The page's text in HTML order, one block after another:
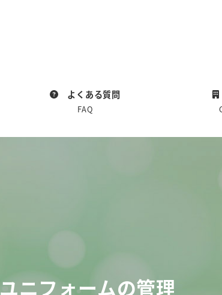
よくある質問
FAQ
ユニフォームの管理